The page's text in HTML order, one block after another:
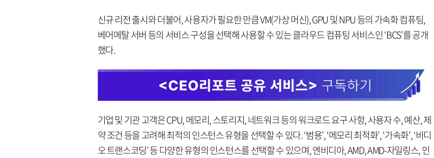
신규 리전 출시와 더불어, 사용자가 필요한 만큼 VM(가상 머신), GPU 및 NPU 등의 가속화 컴퓨팅,
베어메탈 서버 등의 서비스 구성을 선택해 사용할 수 있는 클라우드 컴퓨팅 서비스인 ‘BCS’를 공개
했다.
기업 및 기관 고객은 CPU, 메모리, 스토리지, 네트워크 등의 워크로드 요구 사항, 사용자 수, 예산, 제
약 조건 등을 고려해 최적의 인스턴스 유형을 선택할 수 있다. ‘범용’, ‘메모리 최적화’, ‘가속화’, ‘비디
오 트랜스코딩’ 등 다양한 유형의 인스턴스를 선택할 수 있으며, 엔비디아, AMD, AMD-자일링스, 인